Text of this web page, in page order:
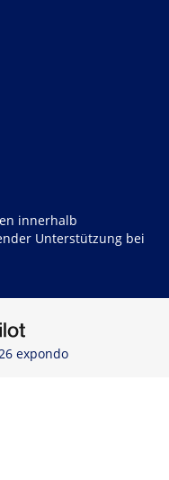
innerhalb
Unterstützung bei
expondo